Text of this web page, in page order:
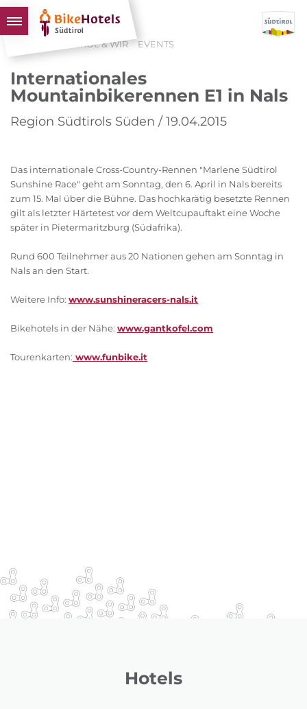
BIKEHOTELS
HOTELS & PAKETE
TOUREN & REVIERE
SÜDTIROL & WIR EVENTS
Internationales
Mountainbikerennen E1 in Nals
Region Südtirols Süden / 19.04.2015
Das internationale Cross-Country-Rennen "Marlene Südtirol
Sunshine Race" geht am Sonntag, den 6. April in Nals bereits
zum 15. Mal über die Bühne. Das hochkarätig besetzte Rennen
gilt als letzter Härtetest vor dem Weltcupauftakt eine Woche
später in Pietermaritzburg (Südafrika).
Rund 600 Teilnehmer aus 20 Nationen gehen am Sonntag in
Nals an den Start.
Weitere Info: www.sunshineracers-nals.it
Bikehotels in der Nähe: www.gantkofel.com
Tourenkarten: www.funbike.it
Hotels